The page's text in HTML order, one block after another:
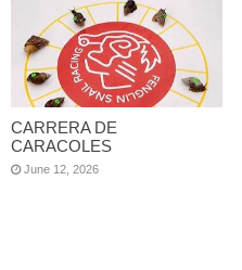
CARRERA DE
CARACOLES
June 12, 2026